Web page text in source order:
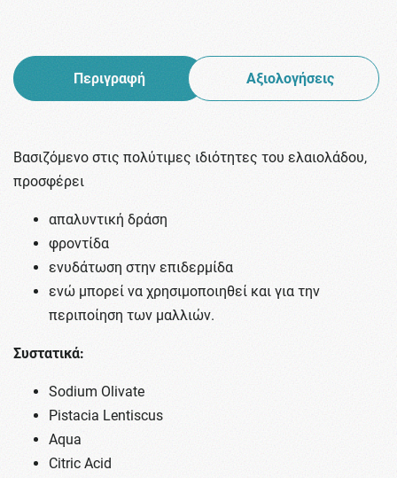
Περιγραφή Αξιολογήσεις
Βασιζόμενο στις πολύτιμες ιδιότητες του ελαιολάδου,
προσφέρει
απαλυντική δράση
φροντίδα
ενυδάτωση στην επιδερμίδα
ενώ μπορεί να χρησιμοποιηθεί και για την
περιποίηση των μαλλιών.
Συστατικά:
Sodium Olivate
Pistacia Lentiscus
Aqua
Citric Acid